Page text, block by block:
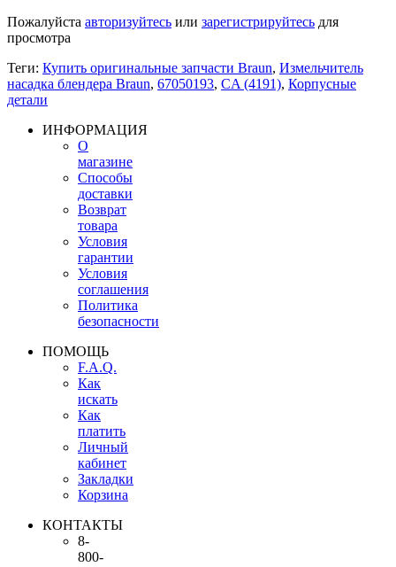
Пожалуйста авторизуйтесь или зарегистрируйтесь для
просмотра
Теги: Купить оригинальные запчасти Braun, Измельчитель
насадка блендера Braun, 67050193, CA (4191), Корпусные
детали
ИНФОРМАЦИЯ
О
магазине
Способы
доставки
Возврат
товара
Условия
гарантии
Условия
соглашения
Политика
безопасности
ПОМОЩЬ
F.A.Q.
Как
искать
Как
платить
Личный
кабинет
Закладки
Корзина
КОНТАКТЫ
8-
800-